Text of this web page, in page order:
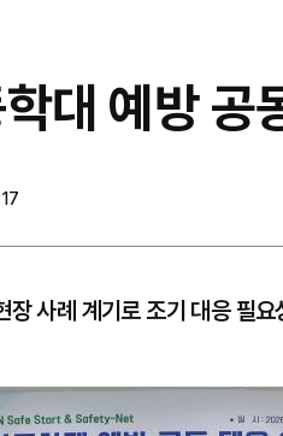
대 예방 공
장 사례 계기로 조기 대응 필요